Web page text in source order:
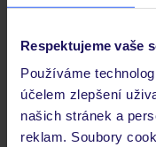
Respektujeme vaše
Používáme
účelem zlepšení
našich stránek a
reklam. Soubory
Často kladené
Jaké doklady jsou